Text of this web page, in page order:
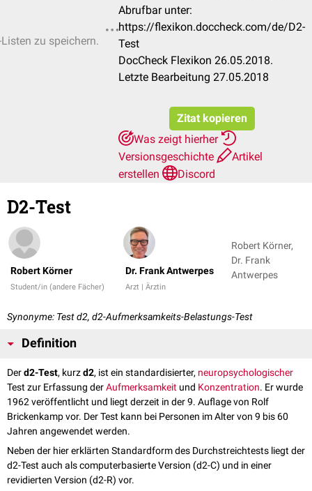
zu speichern.
Abrufbar unter:
https://flexikon.doccheck.com/de/D2-
Test
DocCheck Flexikon 26.05.2018.
Letzte Bearbeitung 27.05.2018
Zitat kopieren
Was zeigt hierher
Versionsgeschichte
Artikel
erstellen
Discord
D2-Test
Robert Körner
Student/in (andere Fächer)
Dr. Frank Antwerpes
Arzt | Ärztin
Robert Körner,
Dr. Frank
Antwerpes
Synonyme: Test d2, d2-Aufmerksamkeits-Belastungs-Test
Definition
Derd2-Test, kurzd2, ist ein standardisierter, neuropsychologischer
Test zur Erfassung derAufmerksamkeit und Konzentration. Er wurde
1962 veröffentlicht und liegt derzeit in der 9. Auflage von Rolf
Brickenkamp vor. Der Test kann bei Personen im Alter von 9 bis 60
Jahren angewendet werden.
Neben der hier erklärten Standardform des Durchstreichtests liegt der
d2-Test auch als computerbasierte Version (d2-C) und in einer
revidierten Version (d2-R) vor.